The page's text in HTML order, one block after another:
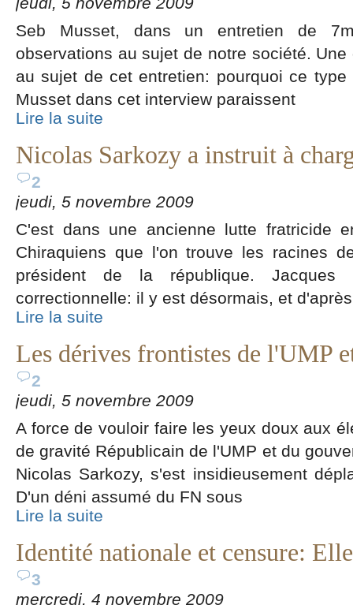
Seb Musset, dans un entretien de
observations au sujet de notre société.
au sujet de cet entretien: pourquoi ce
Musset dans cet interview paraissent
Lire la suite
Nicolas Sarkozy a instruit à
2
jeudi, 5 novembre 2009
C'est dans une ancienne lutte fratricide
Chiraquiens que l'on trouve les racines
président de la république.
correctionnelle: il y est désormais, et d'après
Lire la suite
Les dérives frontistes de l'UMP
2
jeudi, 5 novembre 2009
A force de vouloir faire les yeux doux aux
de gravité Républicain de l'UMP et du
Nicolas Sarkozy, s'est insidieusement
D'un déni assumé du FN sous
Lire la suite
Identité nationale et censure:
3
mercredi, 4 novembre 2009